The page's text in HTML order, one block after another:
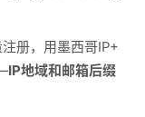
册，用墨西哥IP+
IP地域和邮箱后缀